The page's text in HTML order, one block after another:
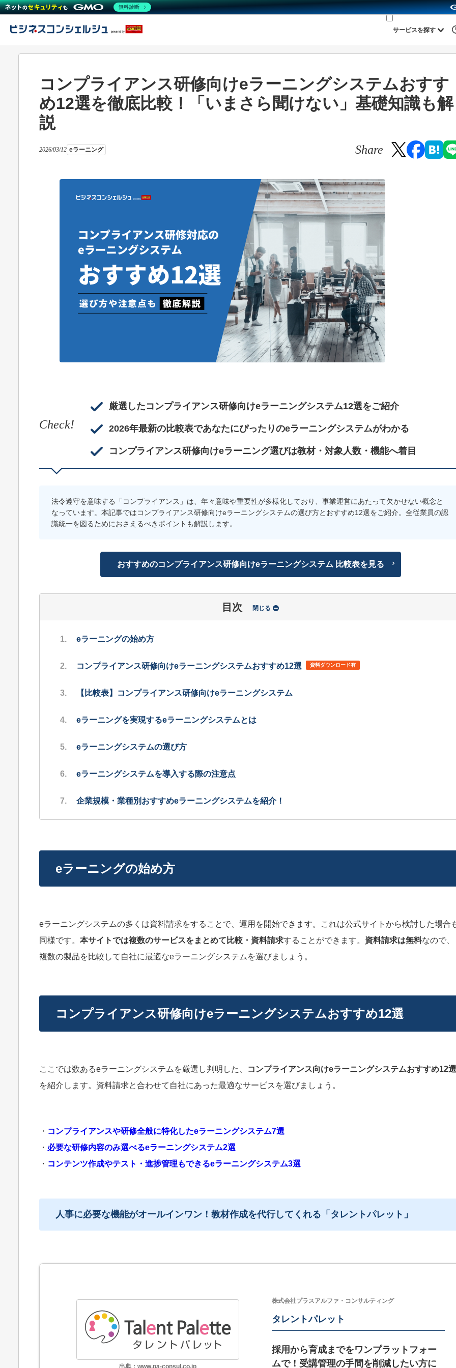
サービスを探す
コンプライアンス研修向けeラーニングシステムおすす
め12選を徹底比較！「いまさら聞けない」基礎知識も解
説
2026/03/12 eラーニング Share
Check!
厳選したコンプライアンス研修向けeラーニングシステム12選をご紹介
2026年最新の比較表であなたにぴったりのeラーニングシステムがわかる
コンプライアンス研修向けeラーニング選びは教材・対象人数・機能へ着目
法令遵守を意味する「コンプライアンス」は、年々意味や重要性が多様化しており、事業運営にあたって欠かせない概念と
なっています。本記事ではコンプライアンス研修向けeラーニングシステムの選び方とおすすめ12選をご紹介。全従業員の認
識統一を図るためにおさえるべきポイントも解説します。
おすすめのコンプライアンス研修向けeラーニングシステム 比較表を見る
目次 閉じる
eラーニングの始め方
コンプライアンス研修向けeラーニングシステムおすすめ12選 資料ダウンロード有
【比較表】コンプライアンス研修向けeラーニングシステム
eラーニングを実現するeラーニングシステムとは
eラーニングシステムの選び方
eラーニングシステムを導入する際の注意点
企業規模・業種別おすすめeラーニングシステムを紹介！
eラーニングの始め方
eラーニングシステムの多くは資料請求をすることで、運用を開始できます。これは公式サイトから検討した場合
同様です。 本サイトでは複数のサービスをまとめて比較・資料請求することができます。 資料請求は無料なので、
複数の製品を比較して自社に最適なeラーニングシステムを選びましょう。
コンプライアンス研修向けeラーニングシステムおすすめ12選
ここでは数あるeラーニングシステムを厳選し判明した、
コンプライアンス向けeラーニングシステムおすすめ12選
を紹介します。資料請求と合わせて自社にあった最適なサービスを選びましょう。
・ コンプライアンスや研修全般に特化したeラーニングシステム7選
・ 必要な研修内容のみ選べるeラーニングシステム2選
・ コンテンツ作成やテスト・進捗管理もできるeラーニングシステム3選
人事に必要な機能がオールインワン ！ 教材作成を代行してくれる「タレントパレット」
出典：www.pa-consul.co.jp
株式会社プラスアルファ・コンサルティング
タレントパレット
採用から育成までをワンプラットフォー
ムで！受講管理の手間を削減したい方に
無料診断